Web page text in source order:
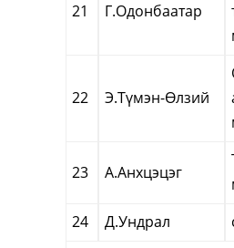
21 Г.Одонбаатар
22 Э.Түмэн-Өлзий
23 А.Анхцэцэг
24 Д.Ундрал